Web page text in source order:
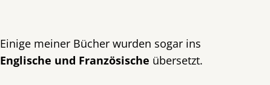
Einige meiner Bücher wurden sogar ins
Englische und Französische übersetzt.